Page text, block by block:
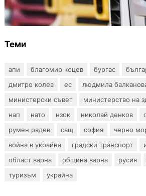
тона по ключови
Теми
апи благомир коцев бургас
дмитро колев
ес людмила
министерски съвет
министерство на
нап
нато нзок николай денков
румен радев
сащ софия черно
война в украйна
градски транспорт
област варна
община варна русия
туризъм
украйна